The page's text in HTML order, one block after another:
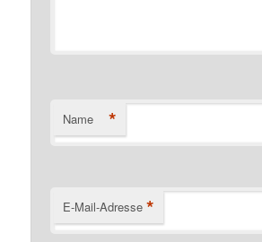
Name *
E-Mail-Adresse *